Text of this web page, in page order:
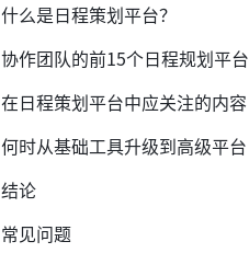
什么是日程策划平台？
协作团队的前15个日程规划平台
在日程策划平台中应关注的内容
何时从基础工具升级到高级平台
结论
常见问题